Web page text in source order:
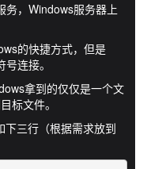
务，Windows服务器上
的快捷方式，但是
连接。
拿到的仅仅是一个文
标文件。
三行（根据需求放到